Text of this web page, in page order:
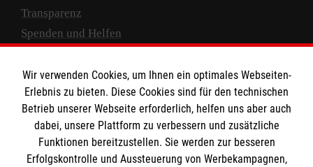
Transparenz
Spenden und Helfen
Empfänger: Malteser Hilfsdienst e.V.
IBAN: DE10 3706 0120 1201 2000 12
BIC: GENODED 1PA7
Wir verwenden Cookies, um Ihnen ein optimales Webseiten-
Erlebnis zu bieten. Diese Cookies sind für den technischen
Betrieb unserer Webseite erforderlich, helfen uns aber auch
dabei, unsere Plattform zu verbessern und zusätzliche
Funktionen bereitzustellen. Sie werden zur besseren
Erfolgskontrolle und Aussteuerung von Werbekampagnen,